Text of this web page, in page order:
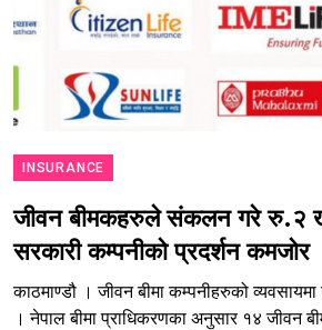
INSURANCE
जीवन बीमकहरुले संकलन गरे रु.२
सरकारी कम्पनीको प्रदर्शन कमजोर
काठमाण्डौ । जीवन बीमा कम्पनीहरुको
। नेपाल बीमा प्राधिकरणका अनुसार १४ जीवन